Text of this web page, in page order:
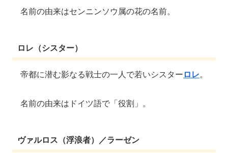
名前の由来はセンニンソウ属の花の名前。
ロレ（シスター）
帝都に潜む影なる戦士の一人で若いシスターロレ。
名前の由来はドイツ語で「役割」。
ヴァルロス（浮浪者）／ラーゼン